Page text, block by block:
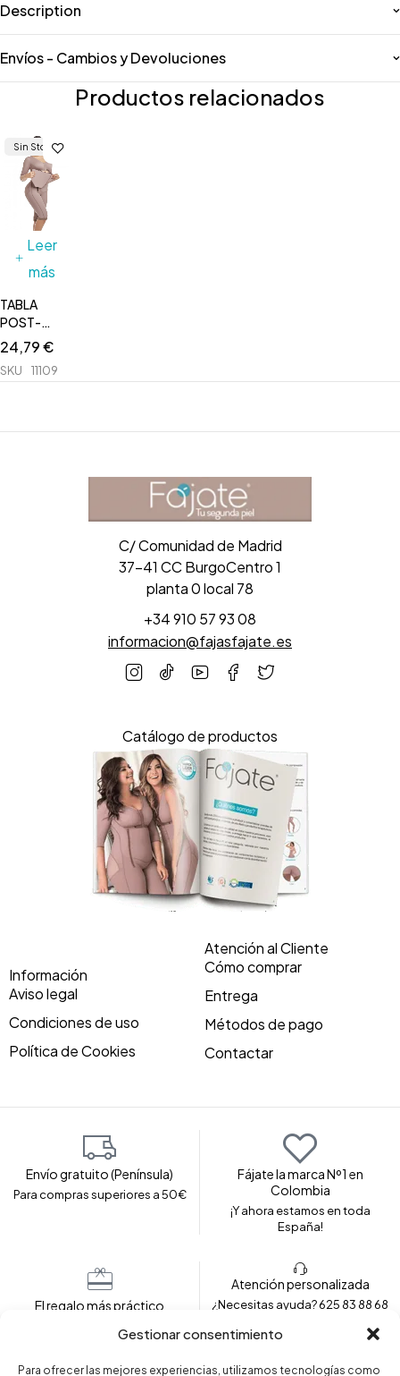
Gestionar consentimiento
Para ofrecer las mejores experiencias, utilizamos tecnologías como
Description
Envíos - Cambios y Devoluciones
Productos relacionados
Sin Stock
Leer
más
TABLA
POST-
QUIRURGICA
UNISEX
24,79€
SKU 11109
C/ Comunidad de Madrid
37-41 CC BurgoCentro 1
planta 0 local 78
+34 910 57 93 08
informacion@fajasfajate.es
Catálogo de productos
Información
Aviso legal
Condiciones de uso
Política de Cookies
Atención al Cliente
Cómo comprar
Entrega
Métodos de pago
Contactar
Envío gratuito (Península)
Para compras superiores a 50€
Fájate la marca Nº1 en
Colombia
¡Y ahora estamos en toda
España!
El regalo más práctico
regalar
Atención personalizada
¿Necesitas ayuda? 625 83 88 68